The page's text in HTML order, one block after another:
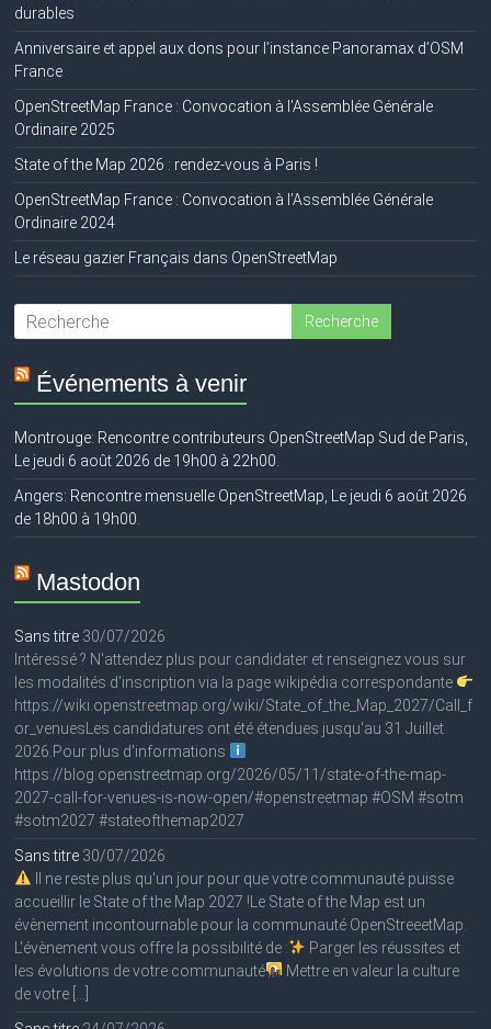
durables
Anniversaire et appel aux dons pour l’instance Panoramax d’OSM
France
OpenStreetMap France : Convocation à l’Assemblée Générale
Ordinaire 2025
State of the Map 2026 : rendez-vous à Paris !
OpenStreetMap France : Convocation à l’Assemblée Générale
Ordinaire 2024
Le réseau gazier Français dans OpenStreetMap
Événements à venir
Montrouge: Rencontre contributeurs OpenStreetMap Sud de Paris,
Le jeudi 6 août 2026 de 19h00 à 22h00.
Angers: Rencontre mensuelle OpenStreetMap, Le jeudi 6 août 2026
de 18h00 à 19h00.
Mastodon
Sans titre 30/07/2026
Intéressé ? N'attendez plus pour candidater et renseignez vous sur
les modalités d'inscription via la page wikipédia correspondante
https://wiki.openstreetmap.org/wiki/State_of_the_Map_2027/Call_f
or_venuesLes candidatures ont été étendues jusqu'au 31 Juillet
2026.Pour plus d'informations
https://blog.openstreetmap.org/2026/05/11/state-of-the-map-
2027-call-for-venues-is-now-open/#openstreetmap #OSM #sotm
#sotm2027 #stateofthemap2027
Sans titre 30/07/2026
Il ne reste plus qu'un jour pour que votre communauté puisse
accueillir le State of the Map 2027 !Le State of the Map est un
évènement incontournable pour la communauté OpenStreeetMap.
L'évènement vous offre la possibilité de :
Parger les réussites et
les évolutions de votre communauté
Mettre en valeur la culture
de votre […]